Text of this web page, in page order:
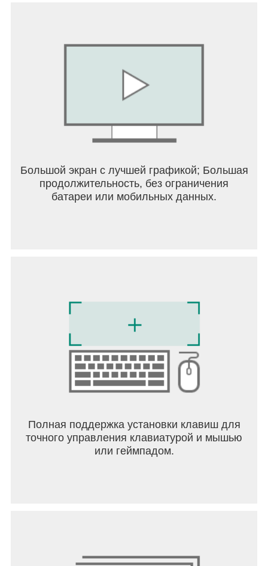
создавайте уникальные линии персонажей для
Вы можете наслаждаться этим в полный голос.
◆Нажмите здесь, чтобы узнать подробности
https://bluelock-blaze.jp/
・Официальный X
・Официальный YouTube
https://www.youtube.com/watch?v=7cgo653OQig
Продавец
Большой экран с лучшей графикой; Большая
продолжительность, без ограничения
батареи или мобильных данных.
Полная поддержка установки клавиш для
точного управления клавиатурой и мышью
или геймпадом.